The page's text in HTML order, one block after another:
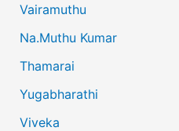
Vairamuthu
Na.Muthu Kumar
Thamarai
Yugabharathi
Viveka